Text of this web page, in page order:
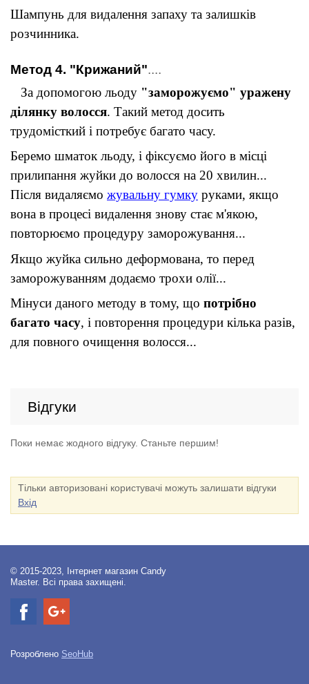
Шампунь для видалення запаху та залишків
розчинника.
Метод 4. "Крижаний"....
За допомогою льоду "заморожуємо" уражену
ділянку волосся. Такий метод досить
трудомісткий і потребує багато часу.
Беремо шматок льоду, і фіксуємо його в місці
прилипання жуйки до волосся на 20 хвилин...
Після видаляємо жувальну гумку руками, якщо
вона в процесі видалення знову стає м'якою,
повторюємо процедуру заморожування...
Якщо жуйка сильно деформована, то перед
заморожуванням додаємо трохи олії...
Мінуси даного методу в тому, що потрібно
багато часу, і повторення процедури кілька разів,
для повного очищення волосся...
Відгуки
Поки немає жодного відгуку. Станьте першим!
Тільки авторизовані користувачі можуть залишати відгуки
Вхід
© 2015-2023, Інтернет магазин Candy
Master. Всі права захищені.
Розроблено SeoHub